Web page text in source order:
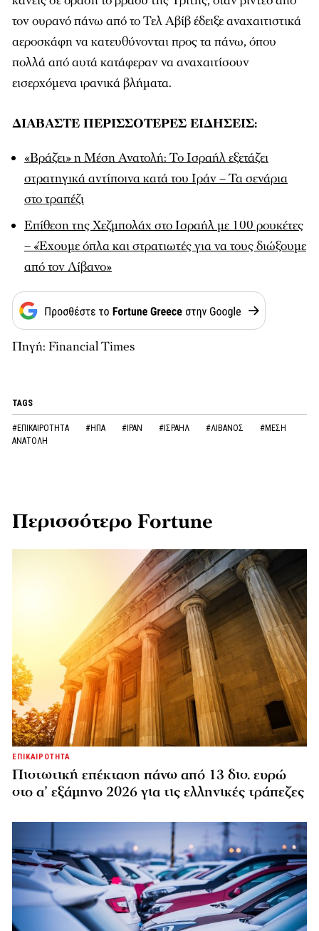
τον ουρανό πάνω από το Τελ Αβίβ έδειξε αναχαιτιστικά
αεροσκάφη να κατευθύνονται προς τα πάνω, όπου
πολλά από αυτά κατάφεραν να αναχαιτίσουν
εισερχόμενα ιρανικά βλήματα.
ΔΙΑΒΑΣΤΕ ΠΕΡΙΣΣΟΤΕΡΕΣ ΕΙΔΗΣΕΙΣ:
«Βράζει» η Μέση Ανατολή: Το Ισραήλ εξετάζει
στρατηγικά αντίποινα κατά του Ιράν – Τα σενάρια
στο τραπέζι
Επίθεση της Χεζμπολάχ στο Ισραήλ με 100 ρουκέτες
– «Έχουμε όπλα και στρατιωτές για να τους διώξουμε
από τον Λίβανο»
Πηγή: Financial Times
TAGS
#ΕΠΙΚΑΙΡΟΤΗΤΑ #ΗΠΑ #ΙΡΑΝ #ΙΣΡΑΗΛ #ΛΙΒΑΝΟΣ
#ΜΕΣΗ
ΑΝΑΤΟΛΗ
Περισσότερο Fortune
ΕΠΙΚΑΙΡΟΤΗΤΑ
Πιστωτική επέκταση πάνω από 13 δισ. ευρώ
στο α’ εξάμηνο 2026 για τις ελληνικές τράπεζες